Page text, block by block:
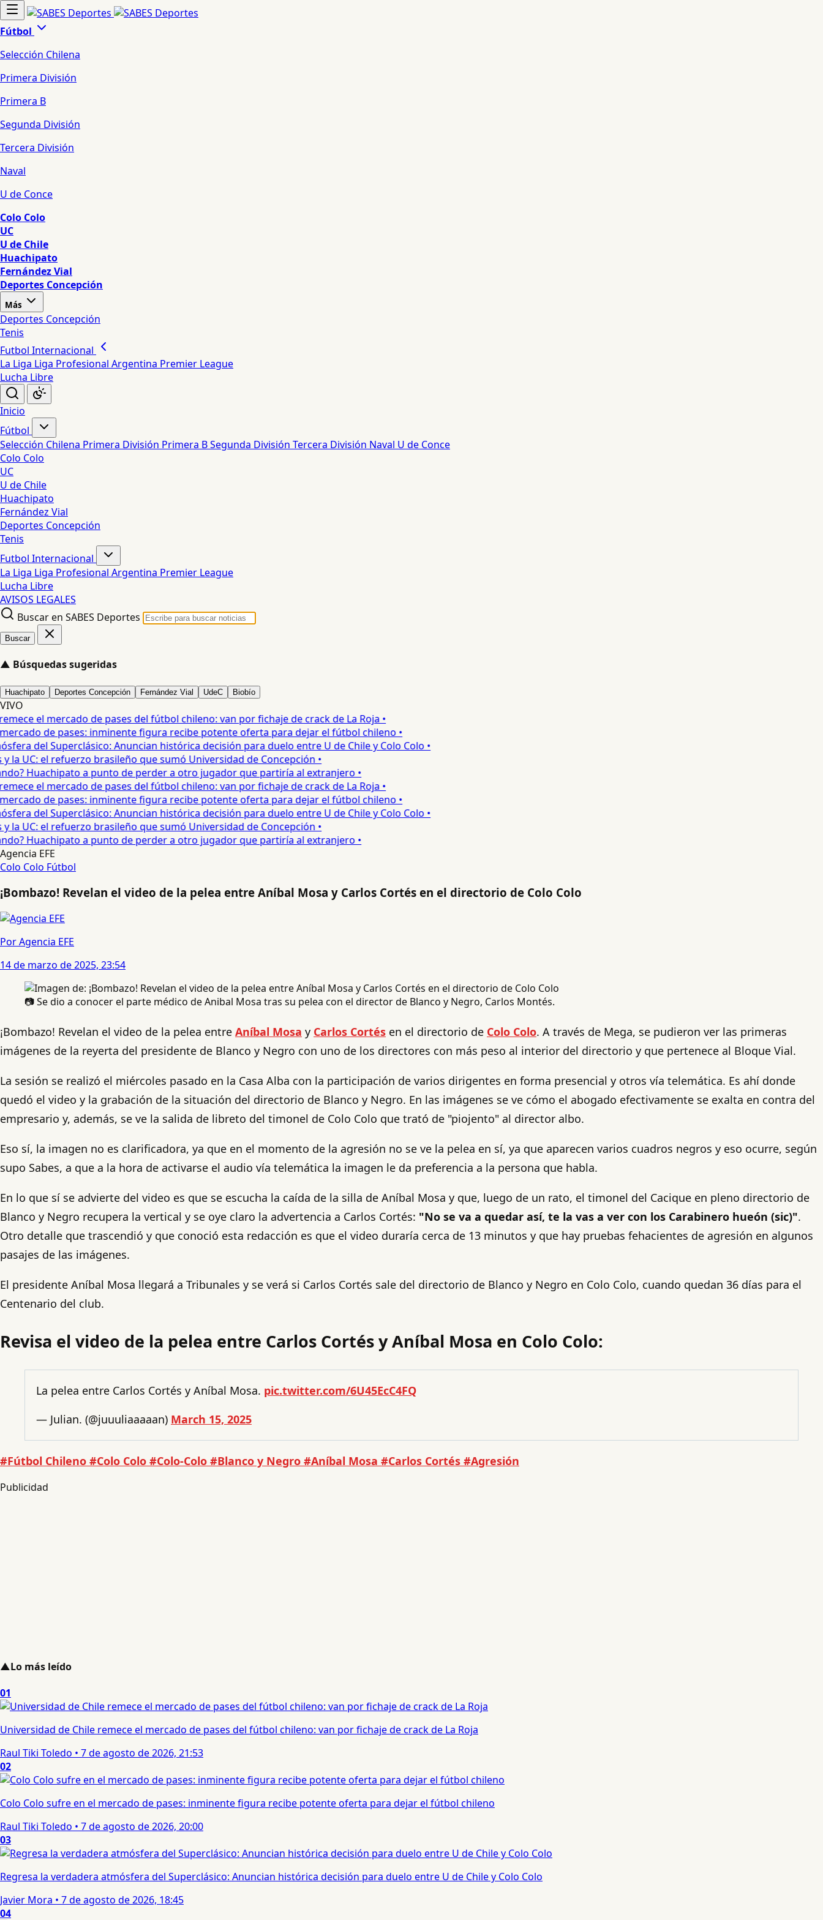
Fútbol
Selección Chilena
Primera División
Primera B
Segunda División
Tercera División
Naval
U de Conce
Colo Colo
UC
U de Chile
Huachipato
Fernández Vial
Deportes Concepción
Más
Deportes Concepción
Tenis
Futbol Internacional
La Liga Liga Profesional Argentina Premier League
Lucha Libre
Inicio
Fútbol
Selección Chilena Primera División Primera BSegunda División Tercera División Naval U de Conce
Colo Colo
UC
U de Chile
Huachipato
Fernández Vial
Deportes Concepción
Tenis
Futbol Internacional
La Liga Liga Profesional Argentina Premier League
Lucha Libre
AVISOS LEGALES
Buscar en SABES Deportes
Buscar
▲ Búsquedas sugeridas
Huachipato Deportes Concepción Fernández Vial UdeC Biobío
VIVO
el mercado de pases del fútbol chileno: van por fichaje de crack de La Roja •
de pases: inminente figura recibe potente oferta para dejar el fútbol chileno •
del Superclásico: Anuncian histórica decisión para duelo entre U de Chile y Colo Colo •
UC: el refuerzo brasileño que sumó Universidad de Concepción •
Huachipato a punto de perder a otro jugador que partiría al extranjero •
el mercado de pases del fútbol chileno: van por fichaje de crack de La Roja •
de pases: inminente figura recibe potente oferta para dejar el fútbol chileno •
del Superclásico: Anuncian histórica decisión para duelo entre U de Chile y Colo Colo •
UC: el refuerzo brasileño que sumó Universidad de Concepción •
Huachipato a punto de perder a otro jugador que partiría al extranjero •
Agencia EFE
Colo Colo Fútbol
¡Bombazo! Revelan el video de la pelea entre Aníbal Mosa y Carlos Cortés en el directorio de Colo Colo
Por Agencia EFE
14 de marzo de 2025, 23:54
📷 Se dio a conocer el parte médico de Anibal Mosa tras su pelea con el director de Blanco y Negro, Carlos Montés.
¡Bombazo! Revelan el video de la pelea entre Aníbal Mosa y Carlos Cortés en el directorio de Colo Colo. A través de Mega, se pudieron ver las primeras
imágenes de la reyerta del presidente de Blanco y Negro con uno de los directores con más peso al interior del directorio y que pertenece al Bloque Vial.
La sesión se realizó el miércoles pasado en la Casa Alba con la participación de varios dirigentes en forma presencial y otros vía telemática. Es ahí donde
quedó el video y la grabación de la situación del directorio de Blanco y Negro. En las imágenes se ve cómo el abogado efectivamente se exalta en contra del
empresario y, además, se ve la salida de libreto del timonel de Colo Colo que trató de "piojento" al director albo.
Eso sí, la imagen no es clarificadora, ya que en el momento de la agresión no se ve la pelea en sí, ya que aparecen varios cuadros negros y eso ocurre, según
supo Sabes, a que a la hora de activarse el audio vía telemática la imagen le da preferencia a la persona que habla.
En lo que sí se advierte del video es que se escucha la caída de la silla de Aníbal Mosa y que, luego de un rato, el timonel del Cacique en pleno directorio de
Blanco y Negro recupera la vertical y se oye claro la advertencia a Carlos Cortés: "No se va a quedar así, te la vas a ver con los Carabinero hueón (sic)".
Otro detalle que trascendió y que conoció esta redacción es que el video duraría cerca de 13 minutos y que hay pruebas fehacientes de agresión en algunos
pasajes de las imágenes.
El presidente Aníbal Mosa llegará a Tribunales y se verá si Carlos Cortés sale del directorio de Blanco y Negro en Colo Colo, cuando quedan 36 días para el
Centenario del club.
Revisa el video de la pelea entre Carlos Cortés y Aníbal Mosa en Colo Colo:
La pelea entre Carlos Cortés y Aníbal Mosa. pic.twitter.com/6U45EcC4FQ
— Julian. (@juuuliaaaaan) March 15, 2025
#Fútbol Chileno #Colo Colo #Colo-Colo #Blanco y Negro #Aníbal Mosa #Carlos Cortés #Agresión
Publicidad
▲Lo más leído
01
Universidad de Chile remece el mercado de pases del fútbol chileno: van por fichaje de crack de La Roja
Raul Tiki Toledo • 7 de agosto de 2026, 21:53
02
Colo Colo sufre en el mercado de pases: inminente figura recibe potente oferta para dejar el fútbol chileno
Raul Tiki Toledo • 7 de agosto de 2026, 20:00
03
Regresa la verdadera atmósfera del Superclásico: Anuncian histórica decisión para duelo entre U de Chile y Colo Colo
Javier Mora • 7 de agosto de 2026, 18:45
04